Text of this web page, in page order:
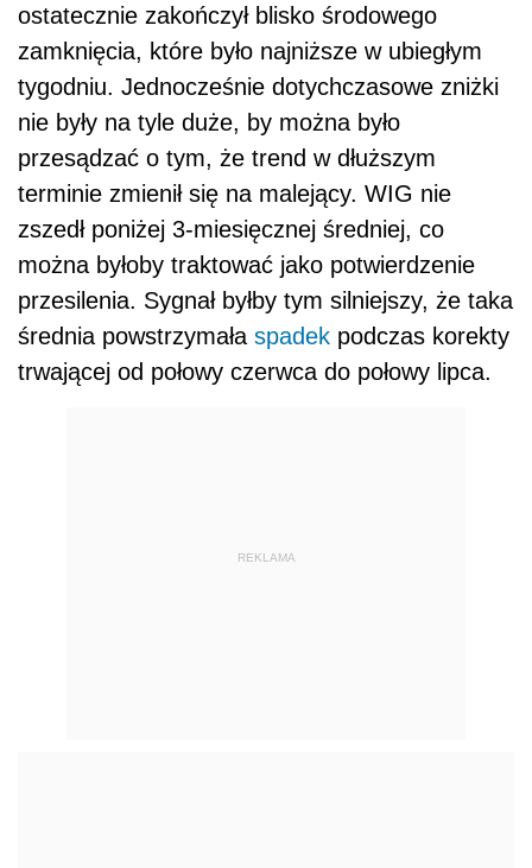
ostatecznie zakończył blisko środowego
zamknięcia, które było najniższe w ubiegłym
tygodniu. Jednocześnie dotychczasowe zniżki
nie były na tyle duże, by można było
przesądzać o tym, że trend w dłuższym
terminie zmienił się na malejący. WIG nie
zszedł poniżej 3-miesięcznej średniej, co
można byłoby traktować jako potwierdzenie
przesilenia. Sygnał byłby tym silniejszy, że taka
średnia powstrzymała spadek podczas korekty
trwającej od połowy czerwca do połowy lipca.
REKLAMA